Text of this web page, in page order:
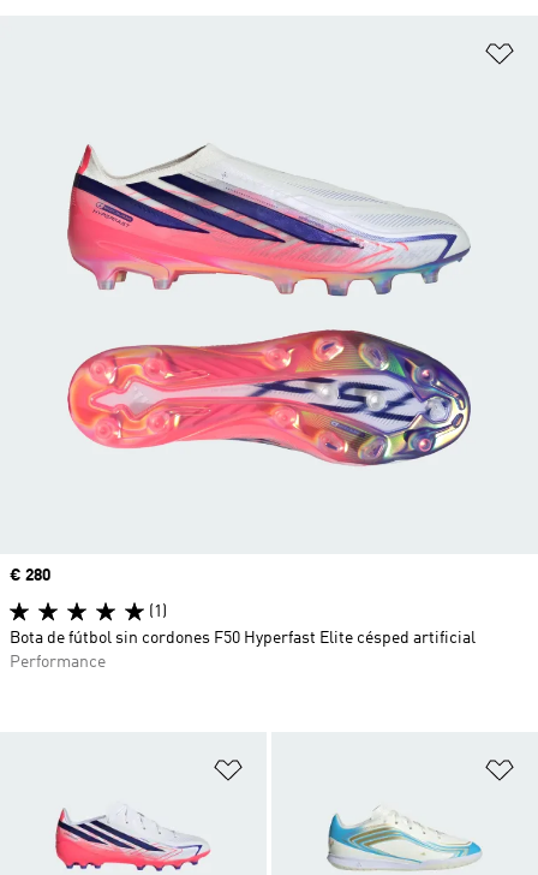
Precio
€ 280
(1)
Bota de fútbol sin cordones F50 Hyperfast Elite césped artificial
Performance